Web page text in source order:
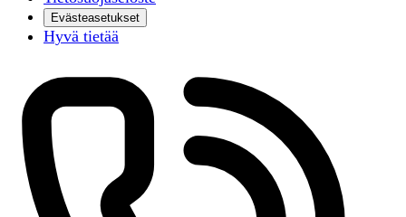
Evästeasetukset
Hyvä tietää